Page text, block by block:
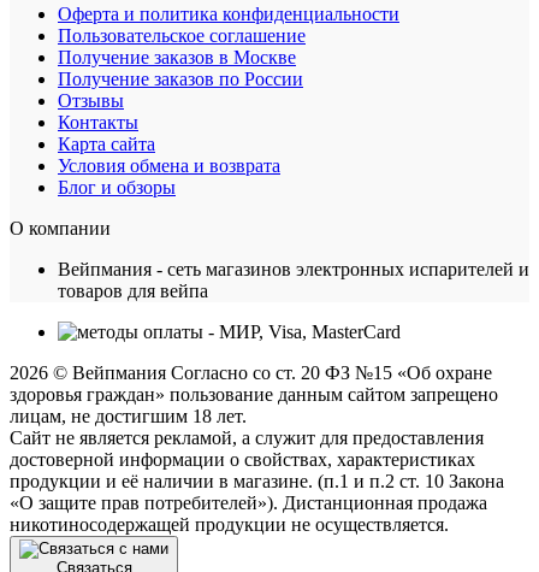
Оферта и политика конфиденциальности
Пользовательское соглашение
Получение заказов в Москве
Получение заказов по России
Отзывы
Контакты
Карта сайта
Условия обмена и возврата
Блог и обзоры
О компании
Вейпмания - сеть магазинов электронных испарителей и
товаров для вейпа
2026 © Вейпмания Согласно со ст. 20 ФЗ №15 «Об охране
здоровья граждан» пользование данным сайтом запрещено
лицам, не достигшим 18 лет.
Сайт не является рекламой, а служит для предоставления
достоверной информации о свойствах, характеристиках
продукции и её наличии в магазине. (п.1 и п.2 ст. 10 Закона
«О защите прав потребителей»). Дистанционная продажа
никотиносодержащей продукции не осуществляется.
Связаться